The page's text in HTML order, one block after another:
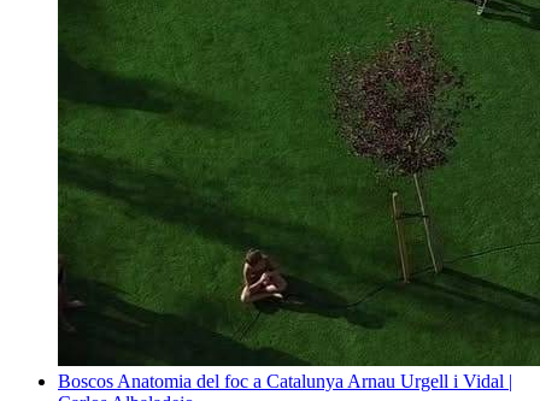
Boscos Anatomia del foc a Catalunya Arnau Urgell i Vidal |